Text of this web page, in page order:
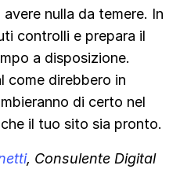
nulla da temere. In
controlli e prepara il
a disposizione.
come direbbero in
di certo nel
il tuo sito sia pronto.
, Consulente Digital